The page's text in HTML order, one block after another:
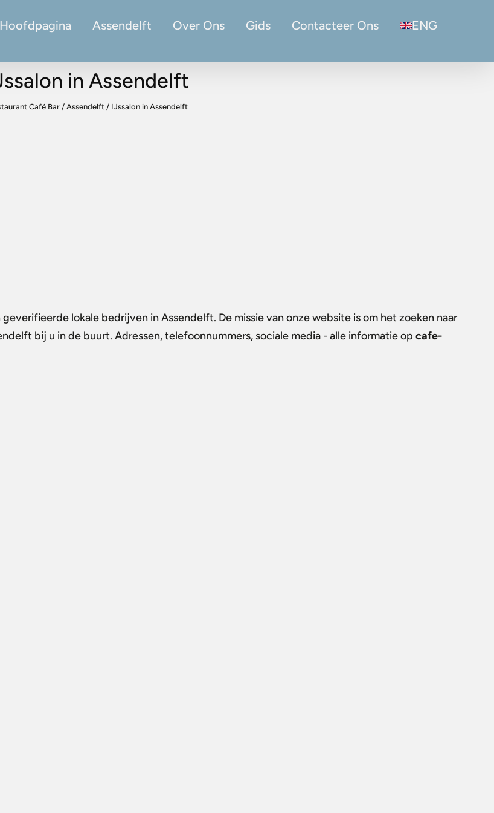
Hoofdpagina Assendelft Over Ons Gids Contacteer Ons ENG
in Assendelft
Café Bar / Assendelft / IJssalon in Assendelft
geverifieerde lokale bedrijven in Assendelft. De missie van onze website is om het zoeken naar
bij u in de buurt. Adressen, telefoonnummers, sociale media - alle informatie op cafe-